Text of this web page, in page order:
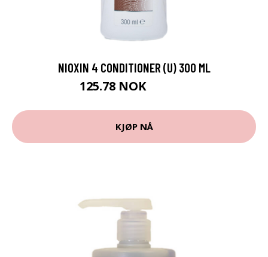
NIOXIN 4 CONDITIONER (U) 300 ML
125.78 NOK
KJØP NÅ